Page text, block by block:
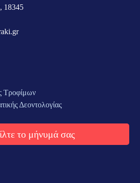
18345
Τροφίμων
Δεοντολογίας
το μήνυμά σας